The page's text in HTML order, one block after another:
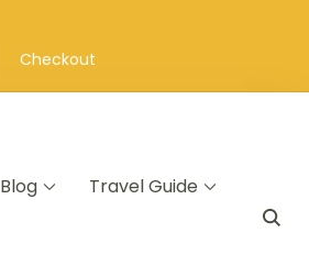
Checkout
Blog Travel Guide